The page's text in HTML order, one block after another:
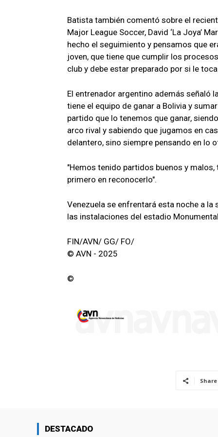
Batista también comentó sobre el
Major League Soccer, David ‘La Joya’
hecho el seguimiento y pensamos que
joven, que tiene que cumplir los
club y debe estar preparado por si le
El entrenador argentino además señaló
tiene el equipo de ganar a Bolivia y
partido que lo tenemos que ganar,
arco rival y sabiendo que jugamos en
delantero, sino siempre pensando en lo
"Hemos tenido partidos buenos y
primero en reconocerlo".
Venezuela se enfrentará esta noche a la
las instalaciones del estadio
FIN/AVN/ GG/ FO/
© AVN - 2025
©
Share
DESTACADO